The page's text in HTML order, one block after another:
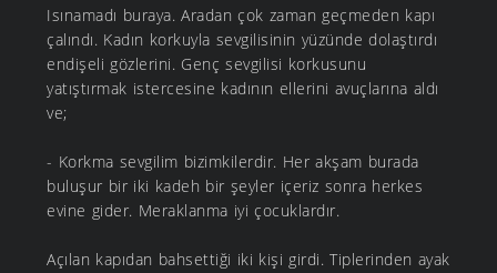
Isınamadı buraya. Aradan çok zaman geçmeden kapı
çalındı. Kadın korkuyla sevgilisinin yüzünde dolaştırdı
endişeli gözlerini. Genç sevgilisi korkusunu
yatıştırmak istercesine kadının ellerini avuçlarına aldı
ve;
- Korkma sevgilim bizimkilerdir. Her akşam burada
buluşur bir iki kadeh bir şeyler içeriz sonra herkes
evine gider. Meraklanma iyi çocuklardır.
Açılan kapıdan bahsettiği iki kişi girdi. Tiplerinden ayak